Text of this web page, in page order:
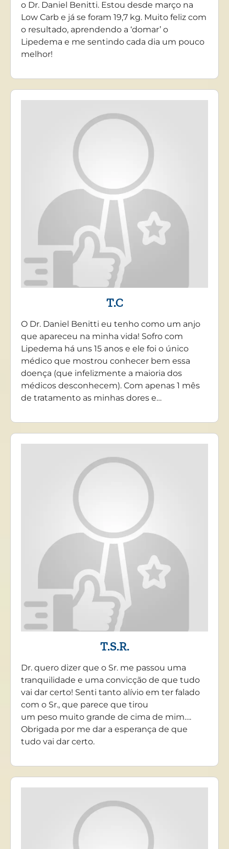
o Dr. Daniel Benitti. Estou desde março na
Low Carb e já se foram 19,7 kg. Muito feliz com
o resultado, aprendendo a ‘domar’ o
Lipedema e me sentindo cada dia um pouco
melhor!
T.C
O Dr. Daniel Benitti eu tenho como um anjo
que apareceu na minha vida! Sofro com
Lipedema há uns 15 anos e ele foi o único
médico que mostrou conhecer bem essa
doença (que infelizmente a maioria dos
médicos desconhecem). Com apenas 1 mês
de tratamento as minhas dores e…
T.S.R.
Dr. quero dizer que o Sr. me passou uma
tranquilidade e uma convicção de que tudo
vai dar certo! Senti tanto alívio em ter falado
com o Sr., que parece que tirou
um peso muito grande de cima de mim….
Obrigada por me dar a esperança de que
tudo vai dar certo.